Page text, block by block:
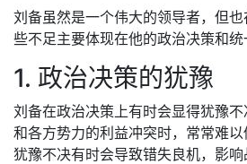
刘备虽然是一个伟大的领导者，但
些不足主要体现在他的政治决策和统
1. 政治决策的犹豫
刘备在政治决策上有时会显得犹豫
和各方势力的利益冲突时，常常难
犹豫不决有时会导致错失良机，影响